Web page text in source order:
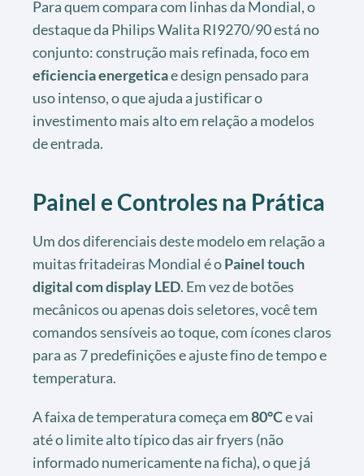
Para quem compara com linhas da Mondial, o
destaque da Philips Walita RI9270/90 está no
conjunto: construção mais refinada, foco em
eficiencia energeticae design pensado para
uso intenso, o que ajuda a justificar o
investimento mais alto em relação a modelos
de entrada.
Painel e Controles na Prática
Um dos diferenciais deste modelo em relação a
muitas fritadeiras Mondial é oPainel touch
digital com display LED. Em vez de botões
mecânicos ou apenas dois seletores, você tem
comandos sensíveis ao toque, com ícones claros
para as 7 predefinições e ajuste fino de tempo e
temperatura.
A faixa de temperatura começa em80°Ce vai
até o limite alto típico das air fryers (não
informado numericamente na ficha), o que já